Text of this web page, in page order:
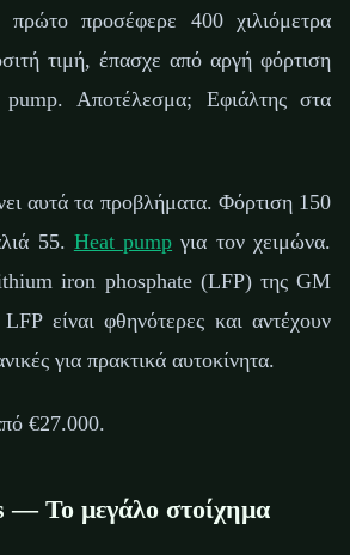
προσέφερε 400 χιλιόμετρα
τιμή, έπασχε από αργή φόρτιση
Αποτέλεσμα; Εφιάλτης στα
αυτά τα προβλήματα. Φόρτιση 150
55. Heat pump για τον χειμώνα.
iron phosphate (LFP) της GM
είναι φθηνότερες και αντέχουν
για πρακτικά αυτοκίνητα.
€27.000.
— Το μεγάλο στοίχημα